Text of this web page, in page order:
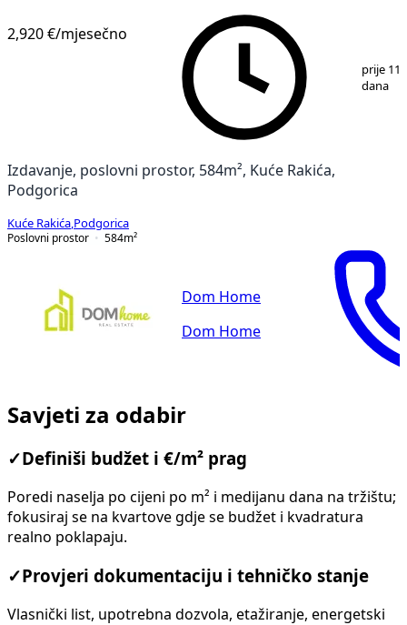
2,920 €/mjesečno
prije 111
dana
Izdavanje, poslovni prostor, 584m², Kuće Rakića,
Podgorica
Kuće Rakića Podgorica
Poslovni prostor
584m²
Dom Home
Dom Home
Savjeti za odabir
✓ Definiši budžet i €/m² prag
Poredi naselja po cijeni po m² i medijanu dana na tržištu;
fokusiraj se na kvartove gdje se budžet i kvadratura
realno poklapaju.
✓ Provjeri dokumentaciju i tehničko stanje
Vlasnički list, upotrebna dozvola, etažiranje, energetski